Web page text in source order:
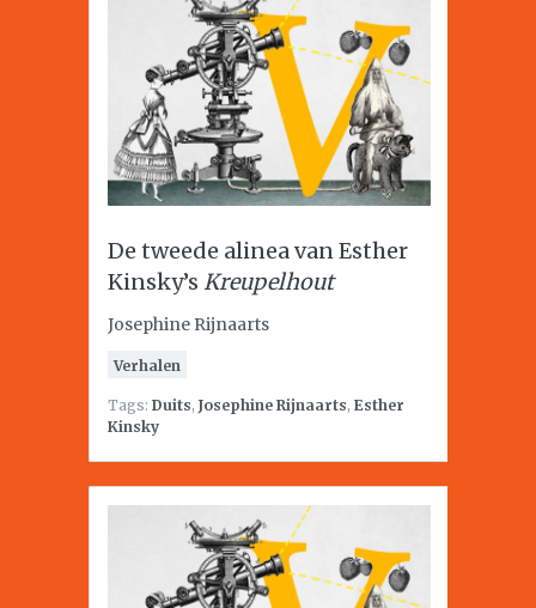
De tweede alinea van Esther
Kinsky’s Kreupelhout
Josephine Rijnaarts
Verhalen
Tags: Duits, Josephine Rijnaarts, Esther
Kinsky